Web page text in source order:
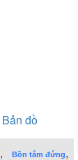
Bản đồ
, Bồn tắm đứng,